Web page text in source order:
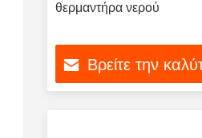
θερμαντήρα νερού
Βρείτε την